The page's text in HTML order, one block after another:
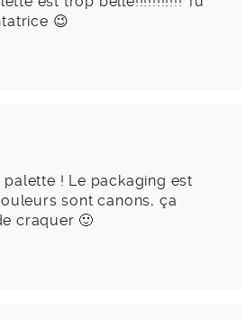
😉
palette ! Le packaging est
sont canons, ça
craquer 🙂